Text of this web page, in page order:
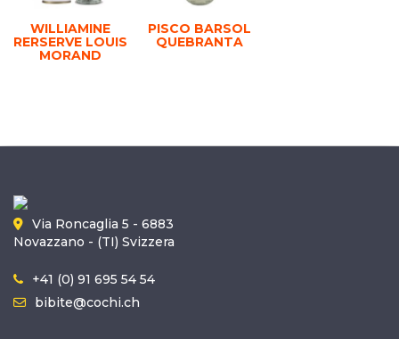
WILLIAMINE
RERSERVE LOUIS
MORAND
PISCO BARSOL
QUEBRANTA
Via Roncaglia 5 - 6883
Novazzano - (TI) Svizzera
+41 (0) 91 695 54 54
bibite@cochi.ch